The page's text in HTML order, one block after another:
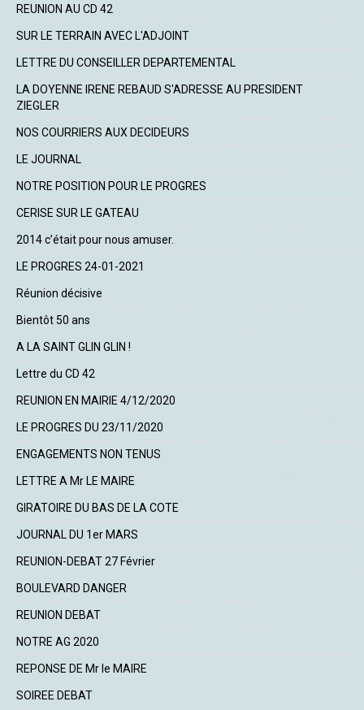
REUNION AU CD 42
SUR LE TERRAIN AVEC L'ADJOINT
LETTRE DU CONSEILLER DEPARTEMENTAL
LA DOYENNE IRENE REBAUD S'ADRESSE AU PRESIDENT
ZIEGLER
NOS COURRIERS AUX DECIDEURS
LE JOURNAL
NOTRE POSITION POUR LE PROGRES
CERISE SUR LE GATEAU
2014 c’était pour nous amuser.
LE PROGRES 24-01-2021
Réunion décisive
Bientôt 50 ans
A LA SAINT GLIN GLIN !
Lettre du CD 42
REUNION EN MAIRIE 4/12/2020
LE PROGRES DU 23/11/2020
ENGAGEMENTS NON TENUS
LETTRE A Mr LE MAIRE
GIRATOIRE DU BAS DE LA COTE
JOURNAL DU 1er MARS
REUNION-DEBAT 27 Février
BOULEVARD DANGER
REUNION DEBAT
NOTRE AG 2020
REPONSE DE Mr le MAIRE
SOIREE DEBAT